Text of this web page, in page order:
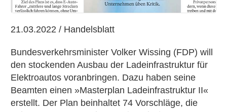
alle
21.03.2022 / Handelsblatt
Bundesverkehrsminister Volker Wissing (FDP) will
den stockenden Ausbau der Ladeinfrastruktur für
Elektroautos voranbringen. Dazu haben seine
Beamten einen »Masterplan Ladeinfrastruktur II«
erstellt. Der Plan beinhaltet 74 Vorschläge, die